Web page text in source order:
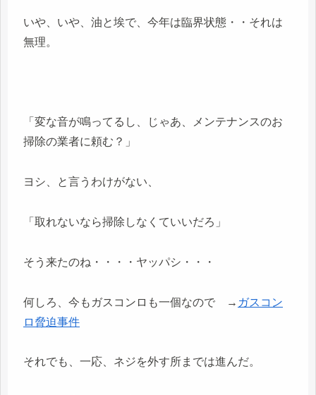
いや、いや、油と埃で、今年は臨界状態・・それは
無理。
「変な音が鳴ってるし、じゃあ、メンテナンスのお
掃除の業者に頼む？」
ヨシ、と言うわけがない、
「取れないなら掃除しなくていいだろ」
そう来たのね・・・・ヤッパシ・・・
何しろ、今もガスコンロも一個なので → ガスコン
ロ脅迫事件
それでも、一応、ネジを外す所までは進んだ。